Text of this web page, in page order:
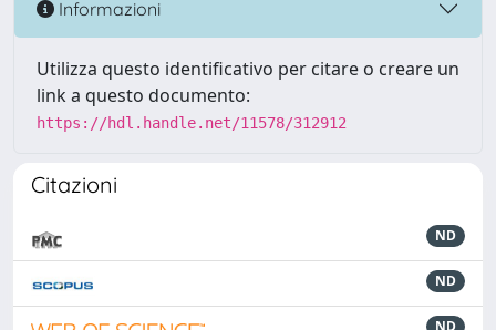
Informazioni
Utilizza questo identificativo per citare o creare un
link a questo documento:
https://hdl.handle.net/11578/312912
Citazioni
ND
ND